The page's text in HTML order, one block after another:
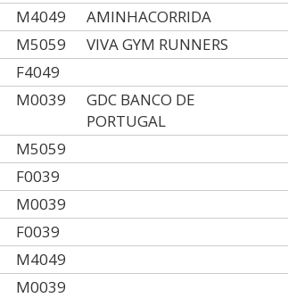
M4049 AMINHACORRIDA
M5059 VIVA GYM RUNNERS
F4049
M0039
GDC BANCO DE
PORTUGAL
M5059
F0039
M0039
F0039
M4049
M0039